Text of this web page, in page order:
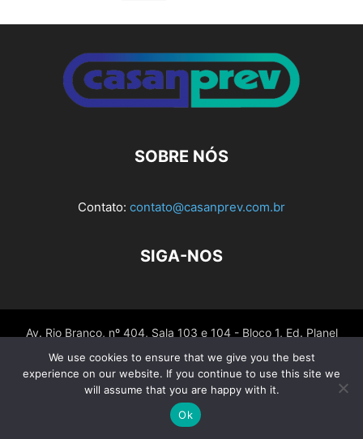
SOBRE NÓS
Contato: contato@casanprev.com.br
SIGA-NOS
Av. Rio Branco, nº 404, Sala 103 e 104 - Bloco 1, Ed. Planel
(48) 3028-7297 / (48) 3028-7296 - Celular: (48) 99911-1260
We use cookies to ensure that we give you the best
experience on our website. If you continue to use this site we
will assume that you are happy with it.
Ok